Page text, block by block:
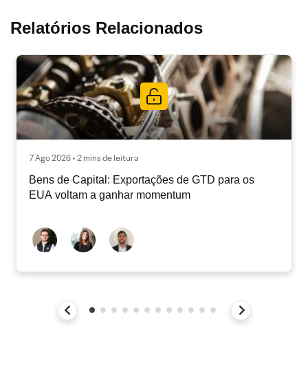
Relatórios Relacionados
7 Ago 2026 • 2 mins de leitura
Bens de Capital: Exportações de GTD para os
EUA voltam a ganhar momentum